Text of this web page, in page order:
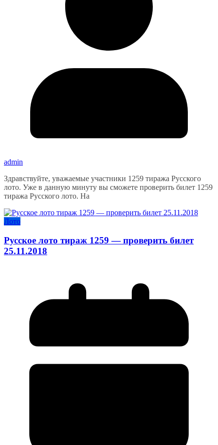
admin
Здравствуйте, уважаемые участники 1259 тиража Русского
лото. Уже в данную минуту вы сможете проверить билет 1259
тиража Русского лото. На
Лото
Русское лото тираж 1259 — проверить билет
25.11.2018